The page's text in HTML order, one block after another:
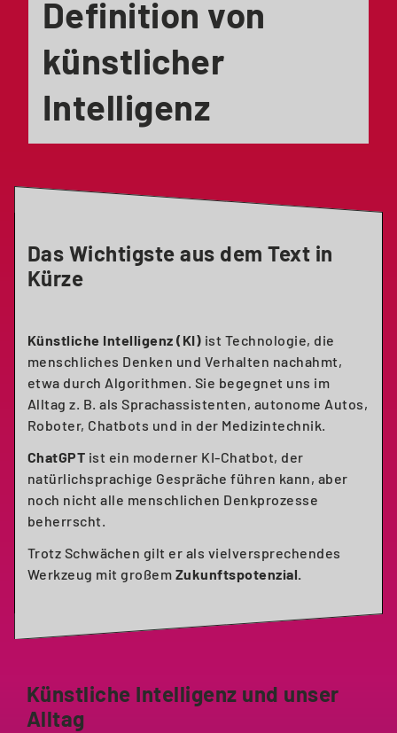
Definition von
künstlicher
Intelligenz
Das Wichtigste aus dem Text in
Kürze
Künstliche Intelligenz (KI) ist Technologie, die
menschliches Denken und Verhalten nachahmt,
etwa durch Algorithmen. Sie begegnet uns im
Alltag z. B. als Sprachassistenten, autonome Autos,
Roboter, Chatbots und in der Medizintechnik.
ChatGPT ist ein moderner KI-Chatbot, der
natürlichsprachige Gespräche führen kann, aber
noch nicht alle menschlichen Denkprozesse
beherrscht.
Trotz Schwächen gilt er als vielversprechendes
Werkzeug mit großem Zukunftspotenzial.
Künstliche Intelligenz und unser
Alltag